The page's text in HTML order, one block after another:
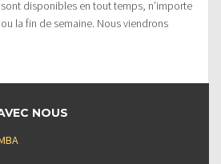
disponibles en tout temps, n’importe
la fin de semaine. Nous viendrons
NOUS